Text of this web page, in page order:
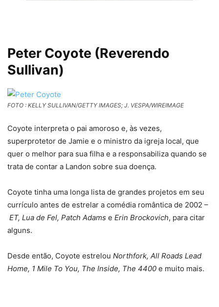
Peter Coyote (Reverendo
Sullivan)
FOTO : KELLY SULLIVAN/GETTY IMAGES; J. VESPA/WIREIMAGE
Coyote interpreta o pai amoroso e, às vezes,
superprotetor de Jamie e o ministro da igreja local, que
quer o melhor para sua filha e a responsabiliza quando se
trata de contar a Landon sobre sua doença.
Coyote tinha uma longa lista de grandes projetos em seu
currículo antes de estrelar a comédia romântica de 2002 –
ET, Lua de Fel, Patch Adams e Erin Brockovich, para citar
alguns.
Desde então, Coyote estrelou Northfork, All Roads Lead
Home, 1 Mile To You, The Inside, The 4400 e muito mais.